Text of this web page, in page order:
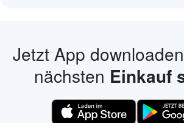
Jetzt App
nächsten Einkauf